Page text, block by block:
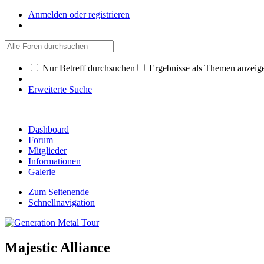
Anmelden oder registrieren
Nur Betreff durchsuchen Ergebnisse als Themen
Erweiterte Suche
Dashboard
Forum
Mitglieder
Informationen
Galerie
Zum Seitenende
Schnellnavigation
Majestic Alliance